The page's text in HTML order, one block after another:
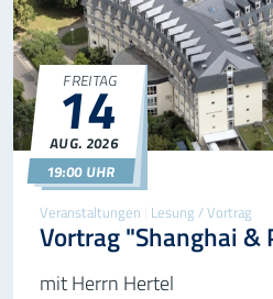
Veranstaltungen Lesung / Vortrag
Vortrag "Shanghai &
FREITAG
14
AUG.2026
19:00 UHR
mit Herrn Hertel